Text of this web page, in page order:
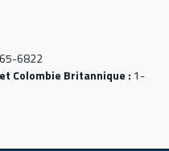
6822
Colombie Britannique : 1-